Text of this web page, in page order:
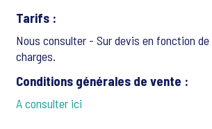
Tarifs :
Nous consulter - Sur devis en fonction
charges.
Conditions générales de vente :
A consulter ici